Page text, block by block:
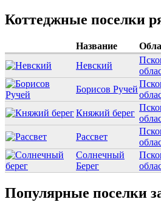
Коттеджные поселки
Название
Невский
Борисов Ручей
Княжий берег
Рассвет
Солнечный
Берег
Популярные поселки